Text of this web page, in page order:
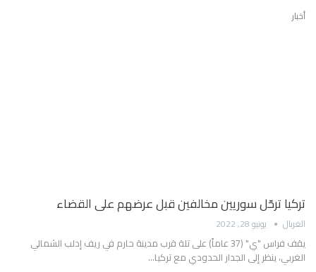
أخبار
تركيا ترحّل سوريين مخالفين قبل عرضهم على القضاء
الغربال يونيو 28, 2022
يقف فراس "ي" (37 عاماً) على تلة قرب مدينة حارم في ريف إدلب الشمالي
الغربي، ينظر إلى الجدار الحدودي مع تركيا…